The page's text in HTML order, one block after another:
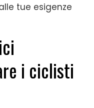
tue esigenze
i ciclisti